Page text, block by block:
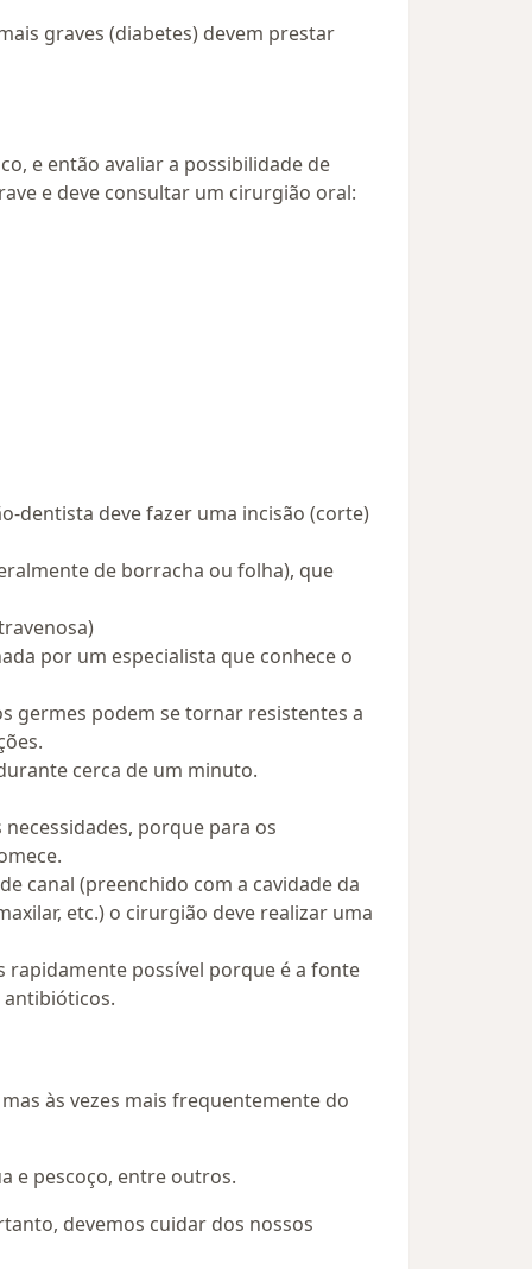
graves (diabetes) devem prestar
e então avaliar a possibilidade de
e deve consultar um cirurgião oral:
dentista deve fazer uma incisão (corte)
de borracha ou folha), que
por um especialista que conhece o
germes podem se tornar resistentes a
cerca de um minuto.
porque para os
canal (preenchido com a cavidade da
etc.) o cirurgião deve realizar uma
rapidamente possível porque é a fonte
antibióticos.
às vezes mais frequentemente do
e pescoço, entre outros.
devemos cuidar dos nossos